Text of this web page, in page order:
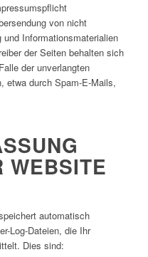
von nicht
Informationsmaterialien
der Seiten behalten sich
der unverlangten
etwa durch Spam-E-Mails,
WEBSITE
automatisch
Log-Dateien, die Ihr
Dies sind: